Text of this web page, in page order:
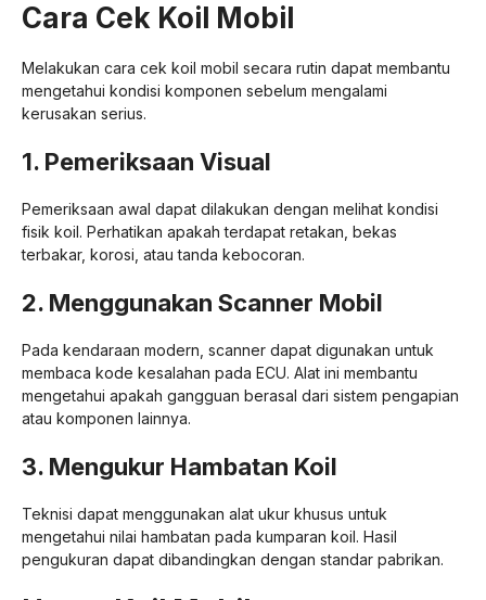
Cara Cek Koil Mobil
Melakukan cara cek koil mobil secara rutin dapat membantu
mengetahui kondisi komponen sebelum mengalami
kerusakan serius.
1. Pemeriksaan Visual
Pemeriksaan awal dapat dilakukan dengan melihat kondisi
fisik koil. Perhatikan apakah terdapat retakan, bekas
terbakar, korosi, atau tanda kebocoran.
2. Menggunakan Scanner Mobil
Pada kendaraan modern, scanner dapat digunakan untuk
membaca kode kesalahan pada ECU. Alat ini membantu
mengetahui apakah gangguan berasal dari sistem pengapian
atau komponen lainnya.
3. Mengukur Hambatan Koil
Teknisi dapat menggunakan alat ukur khusus untuk
mengetahui nilai hambatan pada kumparan koil. Hasil
pengukuran dapat dibandingkan dengan standar pabrikan.